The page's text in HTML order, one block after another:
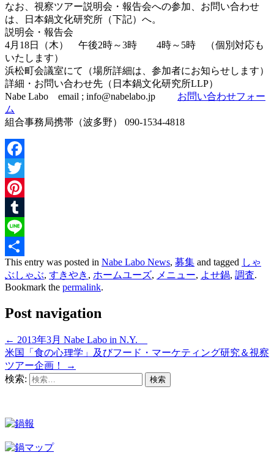
なお、視察ツアー説明会・報告会への参加、お問い合わせ
は、日本鍋文化研究所（下記）へ。
説明会・報告会
4月18日（木） 午後2時～3時 4時～5時 （個別対応も
いたします）
浜松町会議室にて（場所詳細は、参加者にお知らせします）
詳細・お問い合わせ先（日本鍋文化研究所LLP）
Nabe Labo email ; info@nabelabo.jp お問い合わせフォー
ム
組合事務局携帯（波多野） 090-1534-4818
Facebook
Twitter
Pinterest
Tumblr
Line
共
有
This entry was posted in Nabe Labo News, 募集 and tagged しゃ
ぶしゃぶ, すきやき , ホームユーズ, メニュー, よせ鍋, 調査.
Bookmark the permalink.
Post navigation
← 2013年3月 Nabe Labo in N.Y.
米国「食の心理学」及びフード・マーケティング研究＆視察
ツアー企画！
→
検索: